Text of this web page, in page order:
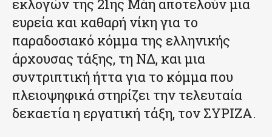
εκλογών της 21ης Μάη αποτελούν μια
ευρεία και καθαρή νίκη για το
παραδοσιακό κόμμα της ελληνικής
άρχουσας τάξης, τη ΝΔ, και μια
συντριπτική ήττα για το κόμμα που
πλειοψηφικά στηρίζει την τελευταία
δεκαετία η εργατική τάξη, τον ΣΥΡΙΖΑ.